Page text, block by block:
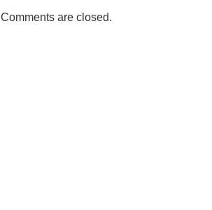
Comments are closed.